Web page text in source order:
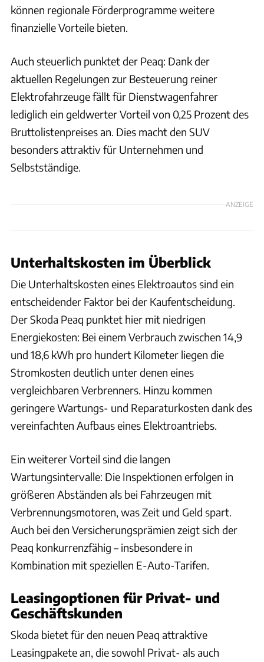
können regionale Förderprogramme weitere
finanzielle Vorteile bieten.
Auch steuerlich punktet der Peaq: Dank der
aktuellen Regelungen zur Besteuerung reiner
Elektrofahrzeuge fällt für Dienstwagenfahrer
lediglich ein geldwerter Vorteil von 0,25 Prozent des
Bruttolistenpreises an. Dies macht den SUV
besonders attraktiv für Unternehmen und
Selbstständige.
ANZEIGE
Unterhaltskosten im Überblick
Die Unterhaltskosten eines Elektroautos sind ein
entscheidender Faktor bei der Kaufentscheidung.
Der Skoda Peaq punktet hier mit niedrigen
Energiekosten: Bei einem Verbrauch zwischen 14,9
und 18,6 kWh pro hundert Kilometer liegen die
Stromkosten deutlich unter denen eines
vergleichbaren Verbrenners. Hinzu kommen
geringere Wartungs- und Reparaturkosten dank des
vereinfachten Aufbaus eines Elektroantriebs.
Ein weiterer Vorteil sind die langen
Wartungsintervalle: Die Inspektionen erfolgen in
größeren Abständen als bei Fahrzeugen mit
Verbrennungsmotoren, was Zeit und Geld spart.
Auch bei den Versicherungsprämien zeigt sich der
Peaq konkurrenzfähig – insbesondere in
Kombination mit speziellen E-Auto-Tarifen.
Leasingoptionen für Privat- und
Geschäftskunden
Skoda bietet für den neuen Peaq attraktive
Leasingpakete an, die sowohl Privat- als auch